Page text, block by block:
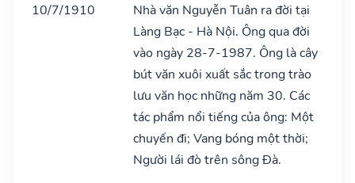
10/7/1910
Nhà văn Nguyễn Tuân ra đời tại
Làng Bạc - Hà Nội. Ông qua đời
vào ngày 28-7-1987. Ông là cây
bút văn xuôi xuất sắc trong trào
lưu văn học những năm 30. Các
tác phẩm nổi tiếng của ông: Một
chuyến đi; Vang bóng một thời;
Người lái đò trên sông Đà.